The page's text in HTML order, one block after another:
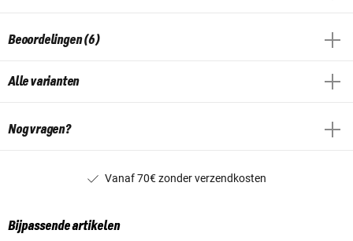
Beoordelingen (6)
Alle varianten
Nog vragen?
Vanaf 70€ zonder verzendkosten
Bijpassende artikelen